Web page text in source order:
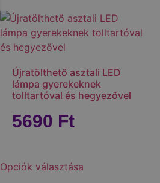
Újratölthető asztali LED
lámpa gyerekeknek
tolltartóval és hegyezővel
5690 Ft
Opciók választása